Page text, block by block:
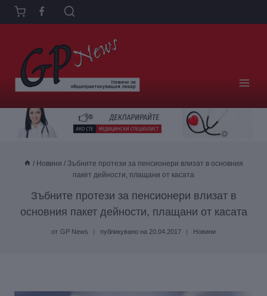
Към
съдържанието
/ Новини / Зъбните протези за пенсионери влизат в основния
пакет дейности, плащани от касата
Зъбните протези за пенсионери влизат в
основния пакет дейности, плащани от касата
от GP News публикувано на 20.04.2017 Новини